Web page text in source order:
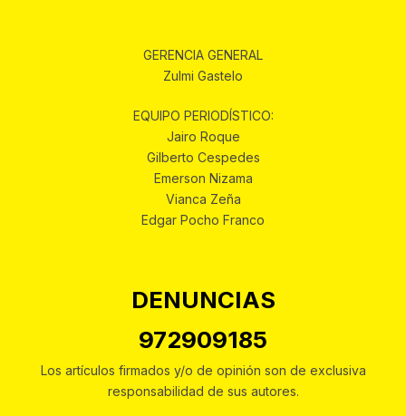
GERENCIA GENERAL
Zulmi Gastelo
EQUIPO PERIODÍSTICO:
Jairo Roque
Gilberto Cespedes
Emerson Nizama
Vianca Zeña
Edgar Pocho Franco
DENUNCIAS
972909185
Los artículos firmados y/o de opinión son de exclusiva
responsabilidad de sus autores.